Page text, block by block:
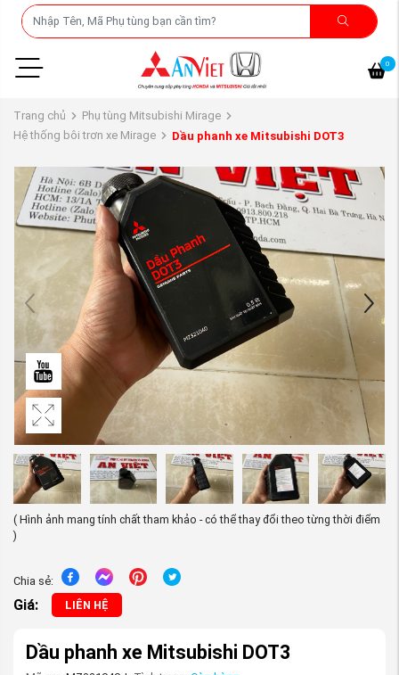
0
Trang chủ
Phụ tùng Mitsubishi Mirage
Hệ thống bôi trơn xe Mirage
Dầu phanh xe Mitsubishi DOT3
( Hình ảnh mang tính chất tham khảo - có thể thay đổi theo từng thời điểm
)
Chia sẻ:
Giá: LIÊN HỆ
Dầu phanh xe Mitsubishi DOT3